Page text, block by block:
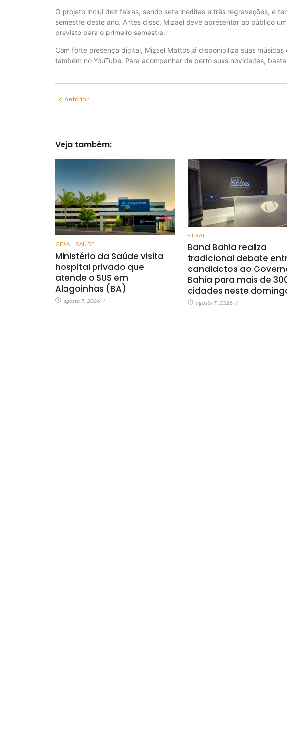
O projeto inclui dez faixas, sendo sete inéditas e três regravações, e
semestre deste ano. Antes disso, Mizael deve apresentar ao público
previsto para o primeiro semestre.
Com forte presença digital, Mizael Mattos já disponibiliza suas
também no YouTube. Para acompanhar de perto suas novidades,
Anterior
Veja também:
GERAL SAÚDE
Ministério da Saúde visita
hospital privado que
atende o SUS em
Alagoinhas (BA)
agosto 7, 2026 /
GERAL
Band Bahia realiza
tradicional debate
candidatos ao
Bahia para mais de
cidades neste
agosto 7, 2026 /